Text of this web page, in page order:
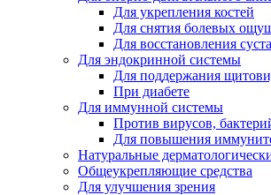
Для укрепления костей
Для снятия болевых
Для восстановления
Для эндокринной системы
Для поддержания
При диабете
Для иммунной системы
Против вирусов,
Для повышения
Натуральные
Общеукрепляющие средства
Для улучшения зрения